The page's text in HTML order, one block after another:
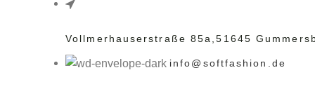
Vollmerhauserstraße 85a,51645
info@softfashion.de